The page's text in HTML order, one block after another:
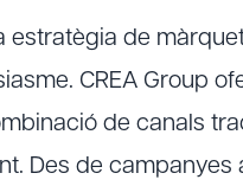
estratègia de
CREA Group
de canals
Des de campanyes